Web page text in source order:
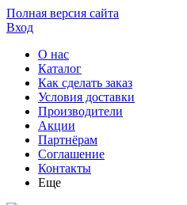
Полная версия сайта
Вход
О нас
Каталог
Как сделать заказ
Условия доставки
Производители
Акции
Партнёрам
Соглашение
Контакты
Еще